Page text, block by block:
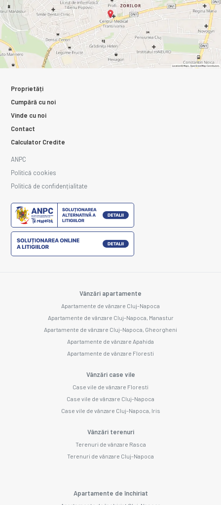
Proprietăți
Cumpără cu noi
Vinde cu noi
Contact
Calculator Credite
ANPC
Politică cookies
Politică de confidențialitate
Vânzări apartamente
Apartamente de vânzare Cluj-Napoca
Apartamente de vânzare Cluj-Napoca, Manastur
Apartamente de vânzare Cluj-Napoca, Gheorgheni
Apartamente de vânzare Apahida
Apartamente de vânzare Floresti
Vânzări case vile
Case vile de vânzare Floresti
Case vile de vânzare Cluj-Napoca
Case vile de vânzare Cluj-Napoca, Iris
Vânzări terenuri
Terenuri de vânzare Rasca
Terenuri de vânzare Cluj-Napoca
Apartamente de închiriat